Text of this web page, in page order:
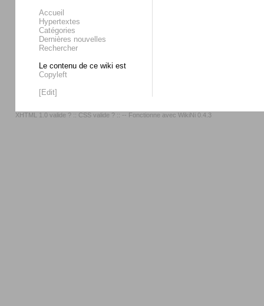
Accueil
Hypertextes
Catégories
Dernières nouvelles
Rechercher
Le contenu de ce wiki est
Copyleft
[Edit]
XHTML 1.0 valide ? :: CSS valide ? :: -- Fonctionne avec WikiNi 0.4.3